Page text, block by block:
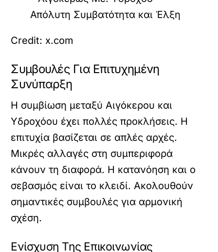
Credit: x.com
Συμβουλές Για Επιτυχημένη
Συνύπαρξη
Η συμβίωση μεταξύ Αιγόκερου και
Υδροχόου έχει πολλές προκλήσεις. Η
επιτυχία βασίζεται σε απλές αρχές.
Μικρές αλλαγές στη συμπεριφορά
κάνουν τη διαφορά. Η κατανόηση και ο
σεβασμός είναι το κλειδί. Ακολουθούν
σημαντικές συμβουλές για αρμονική
σχέση.
Ενίσχυση Της Επικοινωνίας